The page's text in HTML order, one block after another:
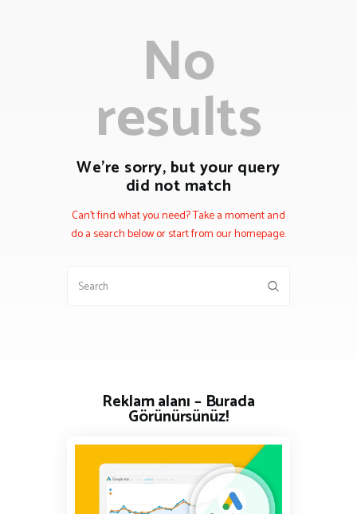
No
results
We're sorry, but your query
did not match
Can't find what you need? Take a moment and
do a search below or start fromour homepage.
Reklam alanı – Burada
Görünürsünüz!